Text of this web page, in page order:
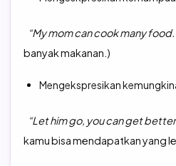
“My mom can cook many
banyak makanan.)
Mengekspresikan
“Let him go, you can get
kamu bisa mendapatkan yang